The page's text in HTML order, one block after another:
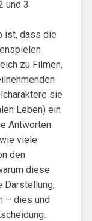
und 3
ist, dass die
zu Filmen,
sie
Leben) ein
Antworten
viele
den
diese
Darstellung,
– dies und